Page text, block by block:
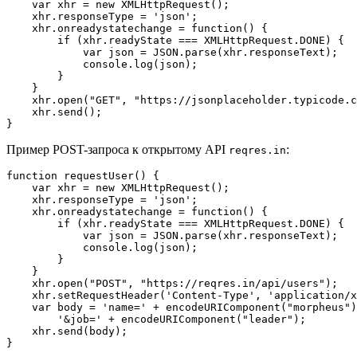
var xhr = new XMLHttpRequest();
    xhr.responseType =
'json' ;
    xhr.onreadystatechange =
function ( ) {
if (xhr.readyState === XMLHttpRequest.DONE) {
var json = JSON .parse(xhr.responseText);
console .log(json);
        }
    }
    xhr.open(
"GET" ,
"https://
    xhr.send();
Пример POST-запроса к открытому API reqres.in:
function requestUser( ) {
var xhr = new XMLHttpRequest();
    xhr.responseType =
'json' ;
    xhr.onreadystatechange =
function ( ) {
if (xhr.readyState === XMLHttpRequest.DONE) {
var json = JSON .parse(xhr.responseText);
console .log(json);
        }
    }
    xhr.open(
"POST" , "https://reqres.in/api/users" );
    xhr.setRequestHeader(
'Content-Type' ,
'application/
var body = 'name=' + encodeURIComponent ( "morpheus"
'&job='
+ encodeURIComponent ( "leader" );
    xhr.send(body);